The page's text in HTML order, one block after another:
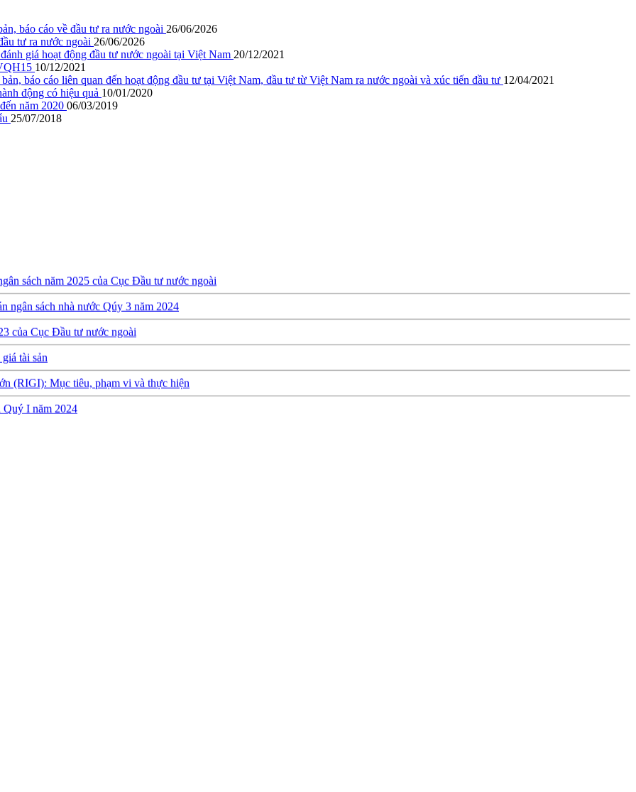
báo cáo về đầu tư ra nước ngoài 26/06/2026
tư ra nước ngoài 26/06/2026
giá hoạt động đầu tư nước ngoài tại Việt Nam 20/12/2021
10/12/2021
báo cáo liên quan đến hoạt động đầu tư tại Việt Nam, đầu tư từ Việt Nam ra nước ngoài và xúc tiến đầu tư 12/04/2021
động có hiệu quả 10/01/2020
năm 2020 06/03/2019
25/07/2018
ngân sách nhà nước Qúy 3 năm 2024
của Cục Đầu tư nước ngoài
tài sản
(RIGI): Mục tiêu, phạm vi và thực hiện
Quý I năm 2024
về việc thành lập, quản lý và sử dụng Quỹ hỗ trợ đầu tư
Ban Quản lý dự án Nâng cấp và phát triển Hệ thống thông tin quốc gia về đầu tư
Quý 4 và cả năm 2022